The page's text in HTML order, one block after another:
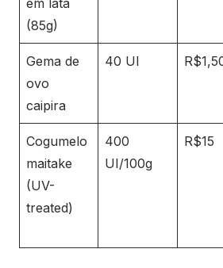
em lata
(85g)
Gema de
ovo
caipira
40 UI
Cogumelo
maitake
(UV-
treated)
400
UI/100g
R$15